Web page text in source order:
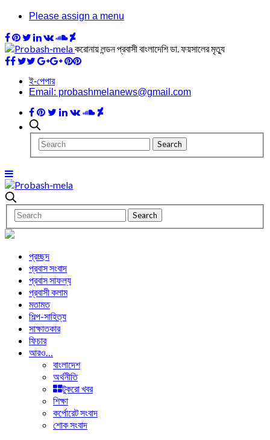
Please assign a menu
করোনায় লন্ডন প্রবাসী বাংলাদেশি ডা. ফয়সালের মৃত্যু
ই-পেপার
Email: probashmelanews@gmail.com
প্রচ্ছদ
প্রবাস সংবাদ
প্রবাস সাফল্য
প্রবাসী কলাম
মতামত
শিল্প-সাহিত্য
সাক্ষাতকার
ফিচার
আরও…
বাংলাদেশ
অর্থনীতি
টুকরো খবর
শিক্ষা
কর্পোরেট সংবাদ
শোক সংবাদ